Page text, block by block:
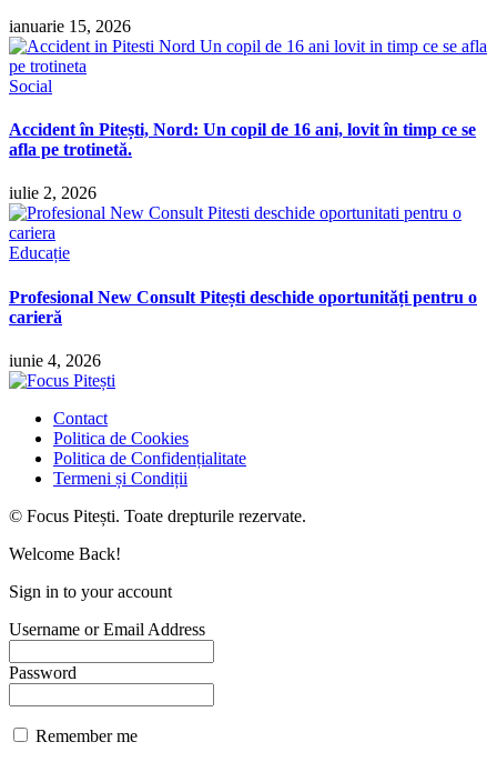
ianuarie 15, 2026
Social
Accident în Pitești, Nord: Un copil de 16 ani, lovit în timp ce se
afla pe trotinetă.
iulie 2, 2026
Educație
Profesional New Consult Pitești deschide oportunități pentru o
carieră
iunie 4, 2026
Contact
Politica de Cookies
Politica de Confidențialitate
Termeni și Condiții
© Focus Pitești. Toate drepturile rezervate.
Welcome Back!
Sign in to your account
Username or Email Address
Password
Remember me